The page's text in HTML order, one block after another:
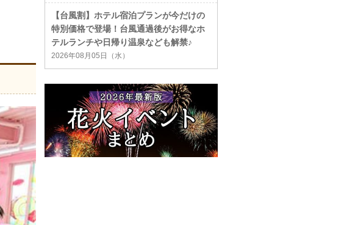
【台風割】ホテル宿泊プランが今だけの
特別価格で登場！台風通過後がお得なホ
テルランチや日帰り温泉なども解禁♪
2026年08月05日（水）